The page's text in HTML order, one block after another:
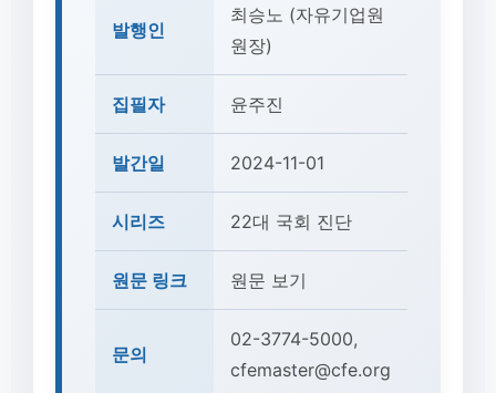
발행인
최승노 (자유기업원
원장)
집필자 윤주진
발간일 2024-11-01
시리즈 22대 국회 진단
원문 링크 원문 보기
문의
02-3774-5000,
cfemaster@cfe.org